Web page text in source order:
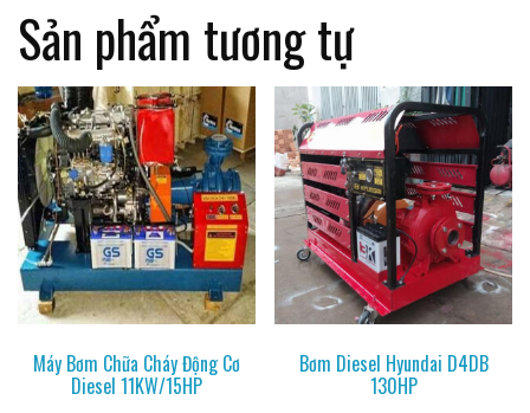
Sản phẩm tương tự
Máy Bơm Chữa Cháy Động Cơ
Diesel 11KW/15HP
Bơm Diesel Hyundai D4DB
130HP